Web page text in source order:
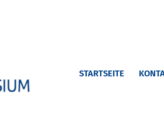
STARTSEITE